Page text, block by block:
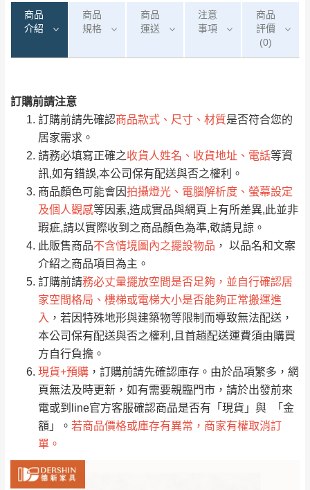
商品
介紹
商品
規格
商品
運送
注意
事項
商品
評價
(0)
訂購前請注意
訂購前請先確認商品款式、尺寸、材質是否符合您的
居家需求。
請務必填寫正確之收貨人姓名、收貨地址、電話等資
訊,如有錯誤,本公司保有配送與否之權利。
商品顏色可能會因拍攝燈光、電腦解析度、螢幕設定
及個人觀感等因素,造成實品與網頁上有所差異,此並非
瑕疵,請以實際收到之商品顏色為準,敬請見諒。
此販售商品不含情境圖內之擺設物品 ， 以品名和文案
介紹之商品項目為主。
訂購前請務必丈量擺放空間是否足夠，並自行確認居
家空間格局、樓梯或電梯大小是否能夠正常搬運進
入 ，若因特殊地形與建築物等限制而導致無法配送，
本公司保有配送與否之權利,且首趟配送運費須由購買
方自行負擔。
現貨+預購 ，訂購前請先確認庫存。由於品項繁多，網
頁無法及時更新，如有需要親臨門市，請於出發前來
電或到line官方客服確認商品是否有「現貨」與 「金
額」。 若商品價格或庫存有異常，商家有權取消訂
單。
運 費 說 明
運送地區 運送費用
偏遠地區
（請先線上詢問 LINE
→@dershin ）
桃園
免 運
費
復興鄉
新竹
峨眉鄉、五峰鄉、
橫山、北埔鄉、尖
石鄉、寶山鄉山
區、新埔山區、芎
里
台北 無
注意事項：
由於品項繁多，網頁無法及時更新，如有需
要購買商品，請於出發前來電或到「官方
Line客服」來信確認商品是否有「現貨」與
「金額」。
若商品價格或庫存有異常，商家有權取消訂
單。部分網路商品恕無法更改原設計或客製，敬請
見諒！
接單後二日內(不含例假日)，我們客服會與您
電話聯絡或E-Mail通知確認訂單。
（線上客
服 LINE → @dershin）
下單前先詢問是否現貨 ，若未詢問下單後無
現貨我們客服會再來電或E-Mail與您聯絡
（洽詢方式請搜尋 Line ID → @dershin）
運送範圍：限定北至基隆，南至苗栗，偏遠
地區恕無法提供運送 (詳見運送規章)。
配送範圍：
苗栗至基隆；其它地區暫不開放，如因特殊
地型限制(山區、鄉、鎮、村)、樓梯太小、無
0/5 (0)筆
全部 依評論高至低排列
依評論低至高排列 只顯示附上圖片
只顯示附上評論